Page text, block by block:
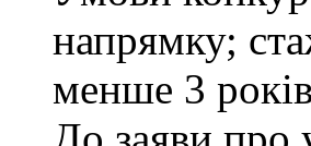
напрямку;
менше 3